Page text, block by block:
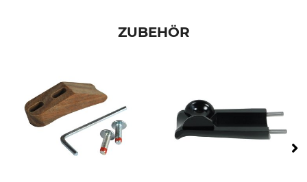
ZUBEHÖR